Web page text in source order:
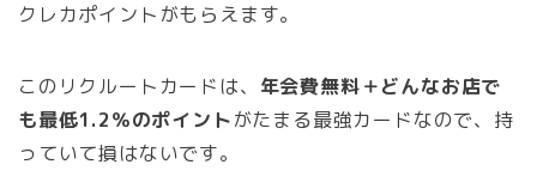
クレカポイントがもらえます。
このリクルートカードは、 年会費無料＋どんなお店で
も最低1.2％のポイントがたまる最強カードなので、持
っていて損はないです。